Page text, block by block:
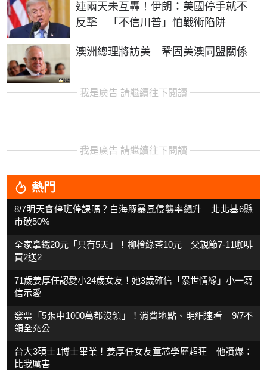
連兩天未互轟！伊朗：美國停手就不
反擊 「不信川普」怕戰術陷阱
澳洲總理將訪美 鞏固美澳同盟關係
我是廣告 請繼續往下閱讀
我是廣告 請繼續往下閱讀
熱門
8/7明天會停班停課嗎？白海豚暴風侵襲率飆升 北北基6縣
市破50%
全家拿鐵20元「只有5天」！柳橙綠茶10元 父親節7-11咖啡
買2送2
71歲姜厚任認愛小24歲女友！她3歲確信「累世情緣」小一寫
信示愛
發票「5張中1000萬都沒領」！消費地點、明細速看 9/7不
領全充公
台大3碩士1博士畢業！姜厚任女友童芯學歷超狂 他讚爆：
比我厲害